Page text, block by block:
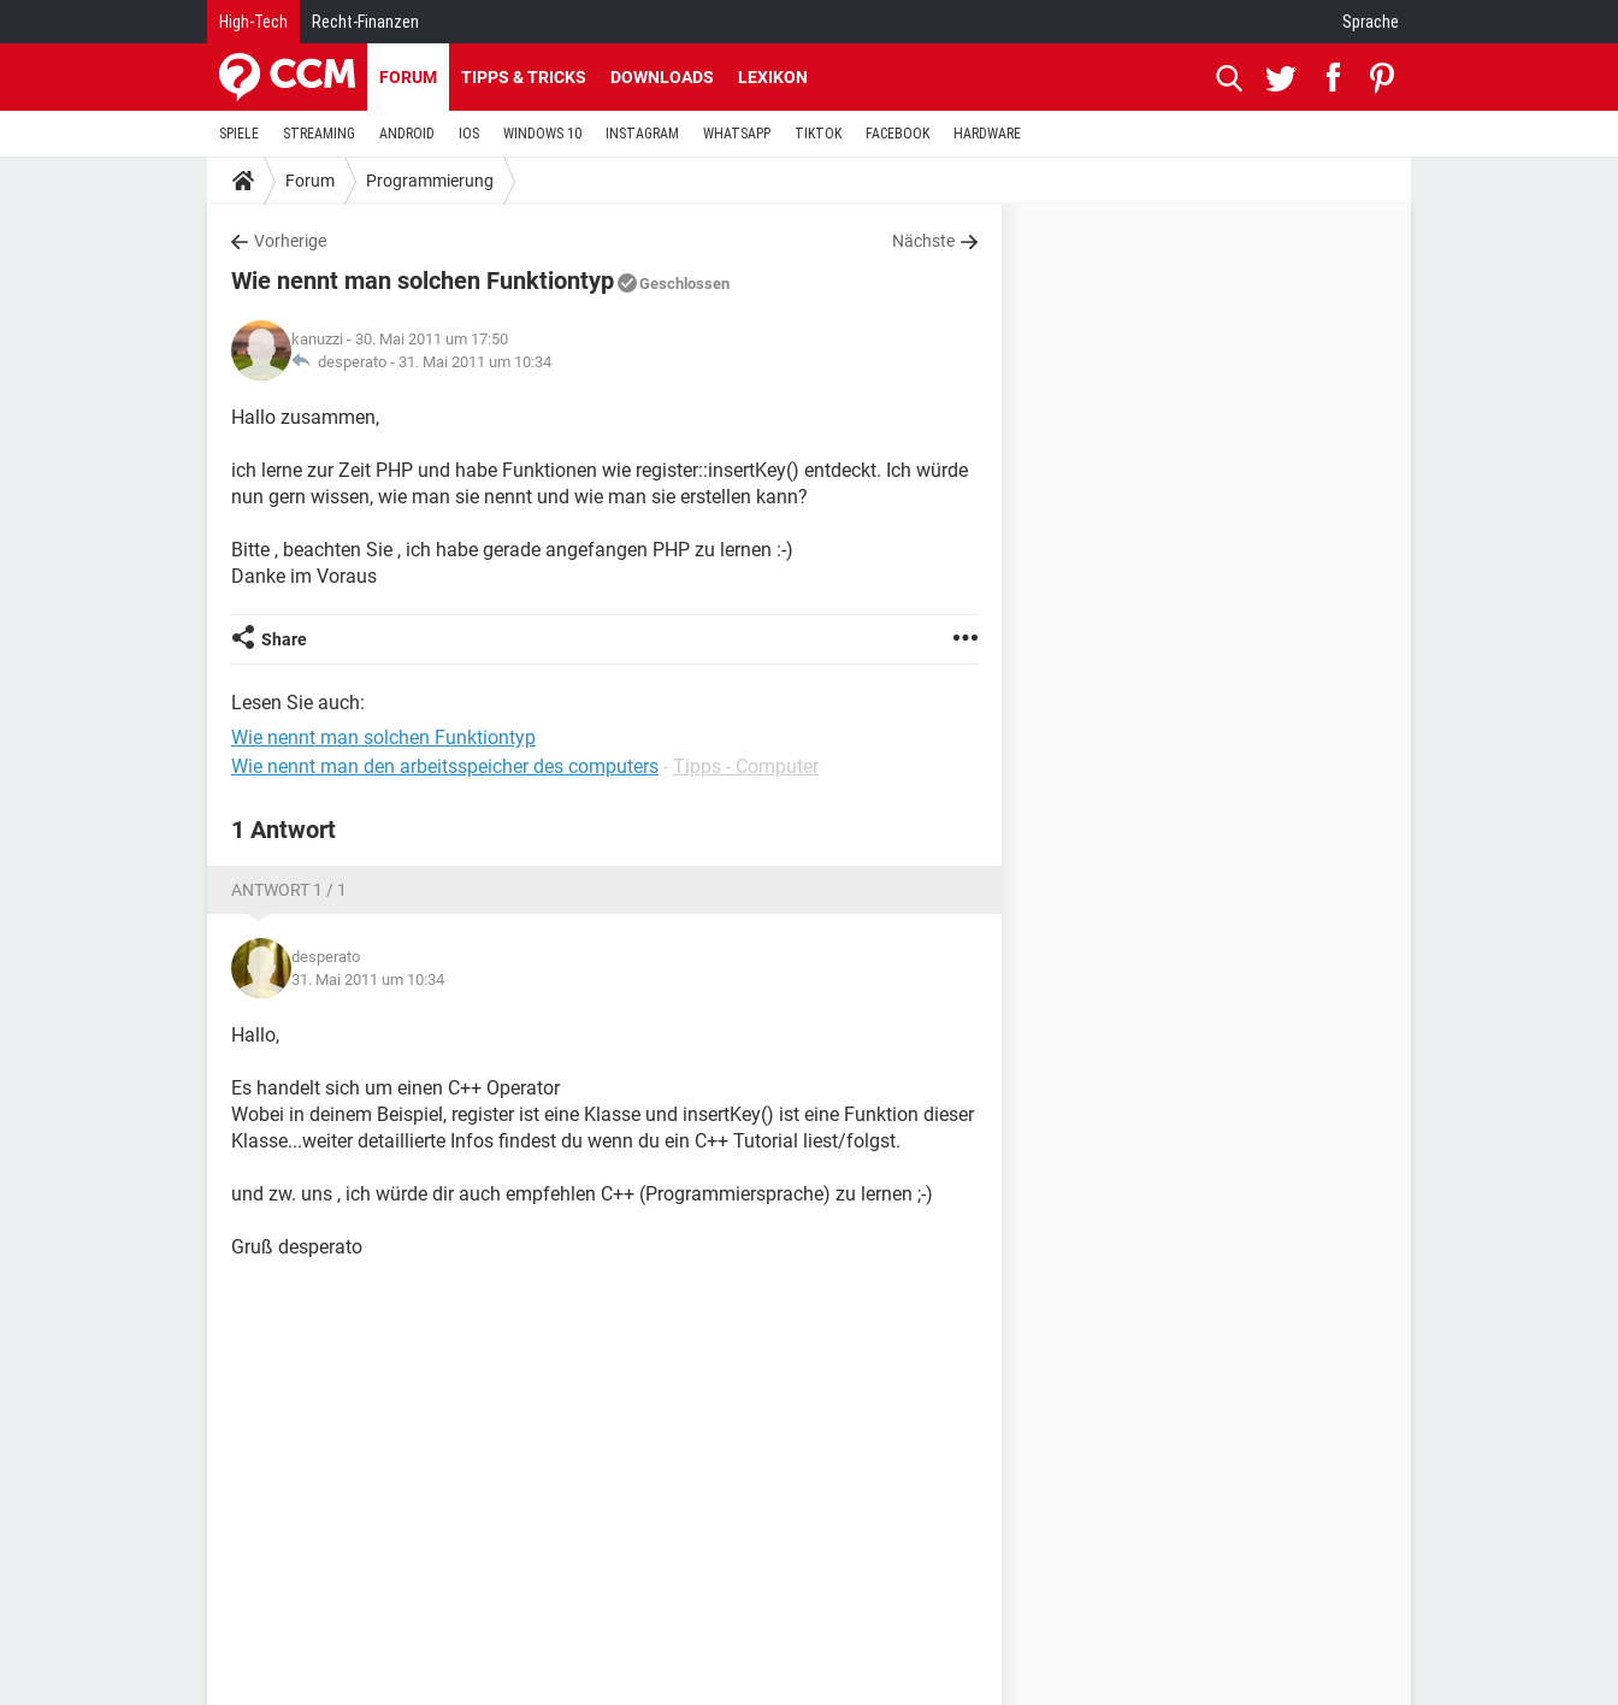
High-Tech Recht-Finanzen Sprache
FORUM TIPPS & TRICKS DOWNLOADS LEXIKON
SPIELE STREAMING ANDROID IOS WINDOWS 10 INSTAGRAM WHATSAPP TIKTOK FACEBOOK HARDWARE
Forum Programmierung
Vorherige Nächste
Wie nennt man solchen Funktiontyp Geschlossen
kanuzzi - 30. Mai 2011 um 17:50
desperato - 31. Mai 2011 um 10:34
Hallo zusammen,
ich lerne zur Zeit PHP und habe Funktionen wie register::insertKey() entdeckt. Ich würde
nun gern wissen, wie man sie nennt und wie man sie erstellen kann?
Bitte , beachten Sie , ich habe gerade angefangen PHP zu lernen :-)
Danke im Voraus
Share
Lesen Sie auch:
Wie nennt man solchen Funktiontyp
Wie nennt man den arbeitsspeicher des computers - Tipps - Computer
1 Antwort
ANTWORT 1 / 1
desperato
31. Mai 2011 um 10:34
Hallo,
Es handelt sich um einen C++ Operator
Wobei in deinem Beispiel, register ist eine Klasse und insertKey() ist eine Funktion dieser
Klasse...weiter detaillierte Infos findest du wenn du ein C++ Tutorial liest/folgst.
und zw. uns , ich würde dir auch empfehlen C++ (Programmiersprache) zu lernen ;-)
Gruß desperato